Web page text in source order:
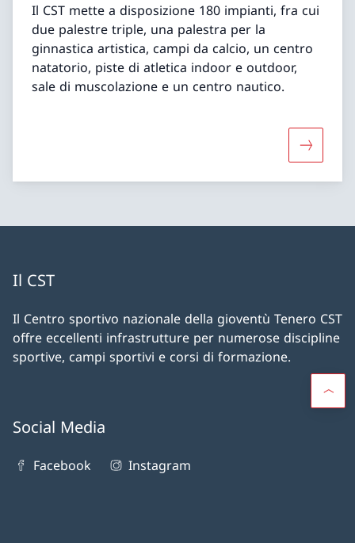
Il CST mette a disposizione 180 impianti, fra cui
due palestre triple, una palestra per la
ginnastica artistica, campi da calcio, un centro
natatorio, piste di atletica indoor e outdoor,
sale di muscolazione e un centro nautico.
Il CST
Il Centro sportivo nazionale della gioventù Tenero CST
offre eccellenti infrastrutture per numerose discipline
sportive, campi sportivi e corsi di formazione.
Social Media
Facebook Instagram